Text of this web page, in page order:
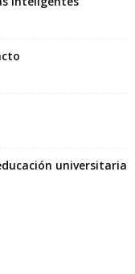
universitaria